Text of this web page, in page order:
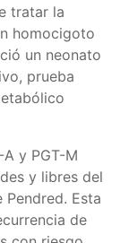
tratar la
homocigoto
un neonato
prueba
y PGT-M
y libres del
Esta
de